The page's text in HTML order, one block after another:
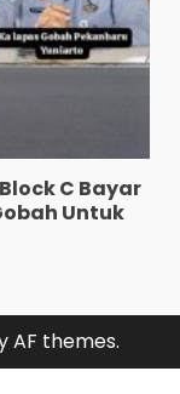
C Bayar
Untuk
AF themes.